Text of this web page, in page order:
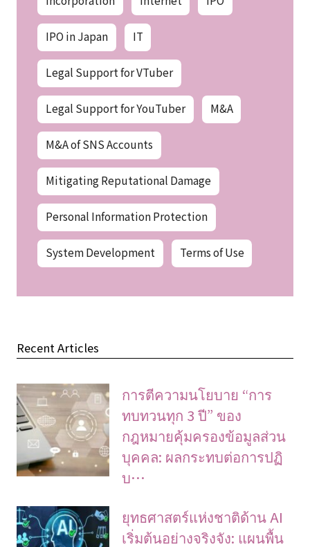
IPO in Japan IT
Legal Support for VTuber
Legal Support for YouTuber M&A
M&A of SNS Accounts
Mitigating Reputational Damage
Personal Information Protection
System Development Terms of Use
Recent Articles
การตีความนโยบาย “การ
ทบทวนทุก 3 ปี” ของ
กฎหมายคุ้มครองข้อมูลส่วน
บุคคล: ผลกระทบต่อการปฏิ
บ…
ยุทธศาสตร์แห่งชาติด้าน AI
เริ่มต้นอย่างจริงจัง: แผนพื้น